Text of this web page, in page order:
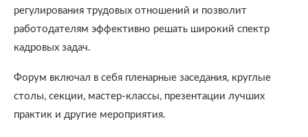
регулирования трудовых отношений и позволит
работодателям эффективно решать широкий спектр
кадровых задач.
Форум включал в себя пленарные заседания, круглые
столы, секции, мастер-классы, презентации лучших
практик и другие мероприятия.